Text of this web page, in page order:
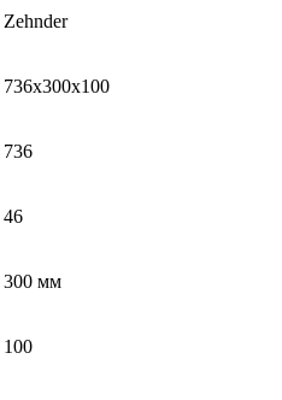
Zehnder
736x300x100
736
46
300 мм
100